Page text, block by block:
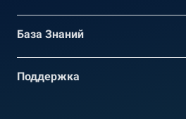
База Знаний
Поддержка